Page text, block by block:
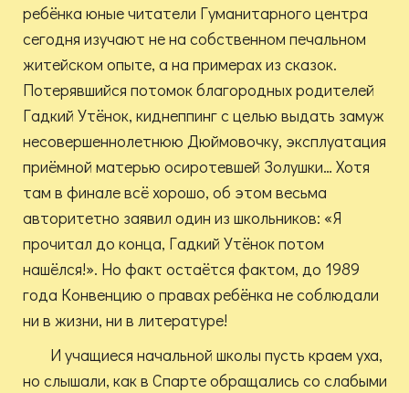
ребёнка юные читатели Гуманитарного центра
сегодня изучают не на собственном печальном
житейском опыте, а на примерах из сказок.
Потерявшийся потомок благородных родителей
Гадкий Утёнок, киднеппинг с целью выдать замуж
несовершеннолетнюю Дюймовочку, эксплуатация
приёмной матерью осиротевшей Золушки… Хотя
там в финале всё хорошо, об этом весьма
авторитетно заявил один из школьников: «Я
прочитал до конца, Гадкий Утёнок потом
нашёлся!». Но факт остаётся фактом, до 1989
года Конвенцию о правах ребёнка не соблюдали
ни в жизни, ни в литературе!
И учащиеся начальной школы пусть краем уха,
но слышали, как в Спарте обращались со слабыми